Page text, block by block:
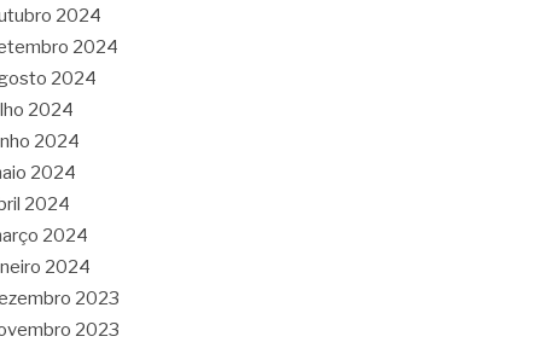
2024
2024
2024
2024
2024
2024
2024
2024
2024
2023
2023